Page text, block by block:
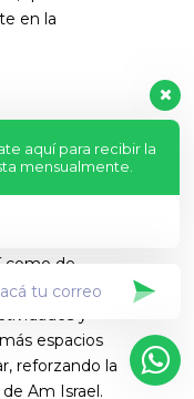
en la
Tank ayuda
judía?
y quienes
de
como de
en
y
espacios
reforzando la
Am Israel.
aquí para recibir la
mensualmente.